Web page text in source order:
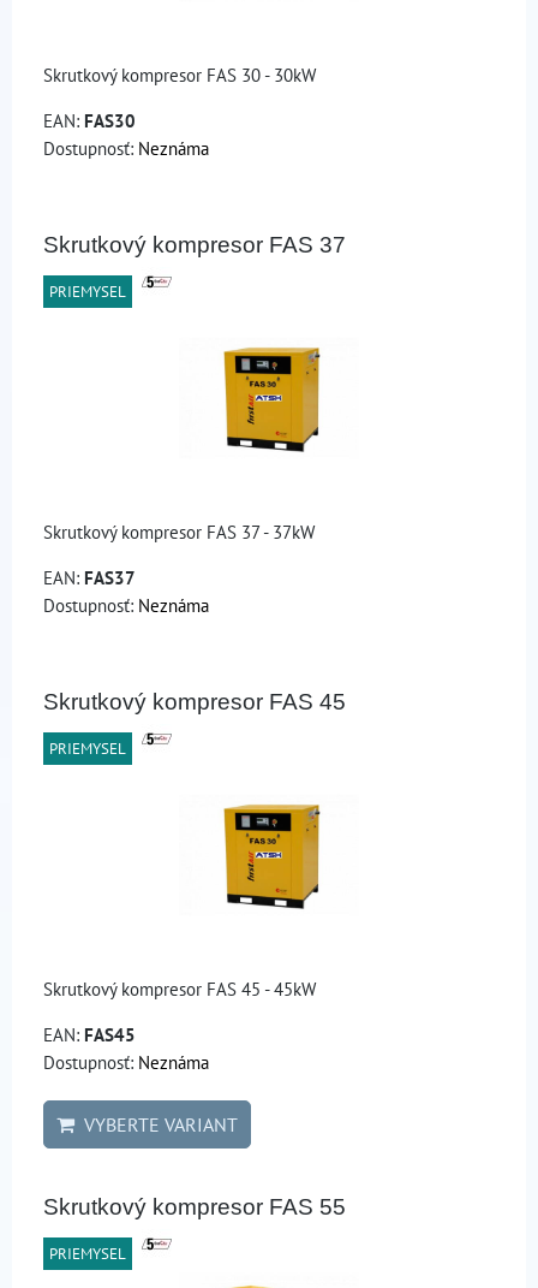
Skrutkový kompresor FAS 30 - 30kW
EAN: FAS30
Dostupnosť: Neznáma
Skrutkový kompresor FAS 37
PRIEMYSEL
Skrutkový kompresor FAS 37 - 37kW
EAN: FAS37
Dostupnosť: Neznáma
Skrutkový kompresor FAS 45
PRIEMYSEL
Skrutkový kompresor FAS 45 - 45kW
EAN: FAS45
Dostupnosť: Neznáma
VYBERTE VARIANT
Skrutkový kompresor FAS 55
PRIEMYSEL